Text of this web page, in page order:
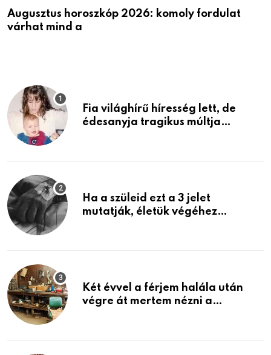
Augusztus horoszkóp 2026: komoly fordulat
várhat mind a
Fia világhírű híresség lett, de
édesanyja tragikus múltja
Ha a szüleid ezt a 3 jelet
mutatják, életük végéhez
Két évvel a férjem halála után
végre át mertem nézni a
életemet